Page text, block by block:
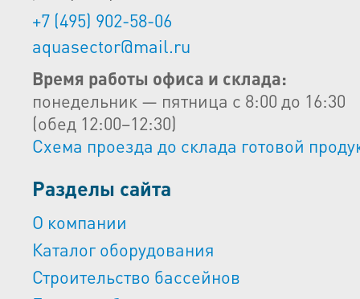
+7 (495) 902-58-06
aquasector@mail.ru
Время работы офиса и склада:
понедельник — пятница с 8:00 до 16:30
(обед 12:00–12:30)
Схема проезда до склада готовой
Разделы сайта
О компании
Каталог оборудования
Строительство бассейнов